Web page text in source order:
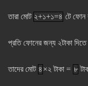
তারা মোট ২+১+১=৪ টে ফোন
প্রতি ফোনের জন্য ২টাকা
তাদের মোট ৪×২ টাকা = ৮